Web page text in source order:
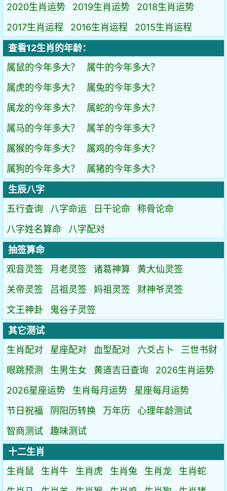
2020生肖运势
2019生肖运势
2018生肖运势
2017生肖运程
2016生肖运程
2015生肖运程
查看12生肖的年龄：
属鼠的今年多大？
属牛的今年多大？
属虎的今年多大？
属兔的今年多大？
属龙的今年多大？
属蛇的今年多大？
属马的今年多大？
属羊的今年多大？
属猴的今年多大？
属鸡的今年多大？
属狗的今年多大？
属猪的今年多大？
生辰八字
五行查询
八字命运 日干论命
称骨论命
八字姓名算命
八字配对
抽签算命
观音灵签
月老灵签 诸葛神算
黄大仙灵签
关帝灵签
吕祖灵签 妈祖灵签
财神爷灵签
文王神卦
鬼谷子灵签
其它测试
生肖配对
星座配对 血型配对 六爻占卜
三世书财
眼跳预测
生男生女 黄道吉日查询
2026生肖运势
2026星座运势
生肖每月运势
星座每月运势
节日祝福
阴阳历转换 万年历
心理年龄测试
智商测试
趣味测试
十二生肖
生肖鼠
生肖牛 生肖虎 生肖兔 生肖龙
生肖蛇